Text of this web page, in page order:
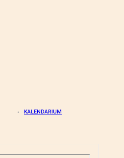
KALENDARIUM